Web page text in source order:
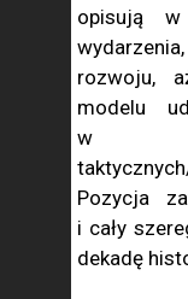
opisują
rozwoju,
modelu
w
Pozycja
i cały
dekadę